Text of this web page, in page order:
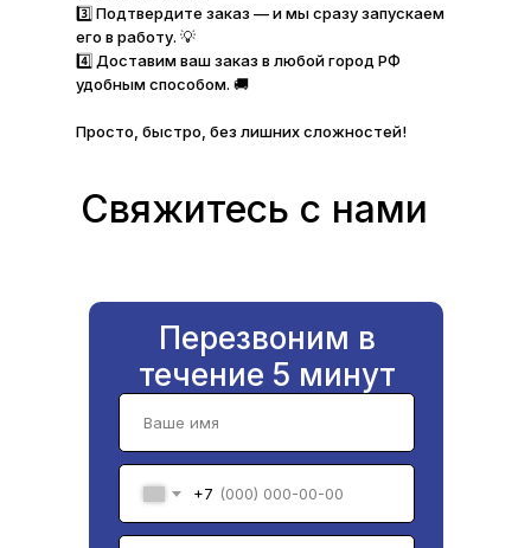
3️⃣ Подтвердите заказ — и мы сразу запускаем
его в работу. 💡
4️⃣ Доставим ваш заказ в любой город РФ
удобным способом. 🚚
Просто, быстро, без лишних сложностей!
Свяжитесь с нами
+7
Перезвоним в
течение 5 минут